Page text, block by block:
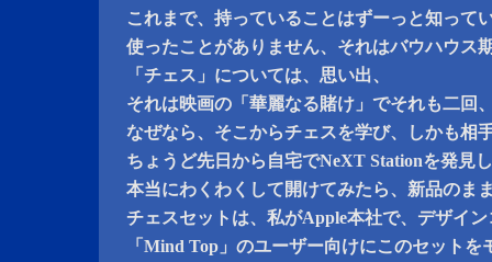
これまで、持っていることはずーっと知って
使ったことがありません、それはバウハウス
「チェス」については、思い出、
それは映画の「華麗なる賭け」でそれも二回
なぜなら、そこからチェスを学び、しかも相
ちょうど先日から自宅でNeXT Stationを発見
本当にわくわくして開けてみたら、新品のま
チェスセットは、私がApple本社で、デザイ
「Mind Top」のユーザー向けにこのセット